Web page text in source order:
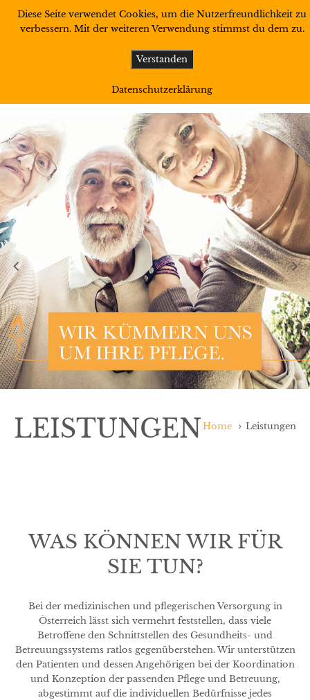
LEISTUNGENHome Leistungen
WAS KÖNNEN WIR FÜR
SIE TUN?
Bei der medizinischen und pflegerischen Versorgung in
Österreich lässt sich vermehrt feststellen, dass viele
Betroffene den Schnittstellen des Gesundheits- und
Betreuungssystems ratlos gegenüberstehen. Wir unterstützen
den Patienten und dessen Angehörigen bei der Koordination
und Konzeption der passenden Pflege und Betreuung,
abgestimmt auf die individuellen Bedürfnisse jedes
Diese Seite verwendet Cookies, um die Nutzerfreundlichkeit zu
verbessern. Mit der weiteren Verwendung stimmst du dem zu.
Verstanden
Datenschutzerklärung